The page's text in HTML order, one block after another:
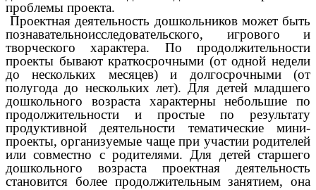
проблемы проекта.
Проектная деятельность дошкольников может быть
познавательноисследовательского, игрового и
творческого характера. По продолжительности
проекты бывают краткосрочными (от одной недели
до нескольких месяцев) и долгосрочными (от
полугода до нескольких лет). Для детей младшего
дошкольного возраста характерны небольшие по
продолжительности и простые по результату
продуктивной деятельности тематические мини-
проекты, организуемые чаще при участии родителей
или совместно с родителями. Для детей старшего
дошкольного возраста проектная деятельность
становится более продолжительным занятием, она